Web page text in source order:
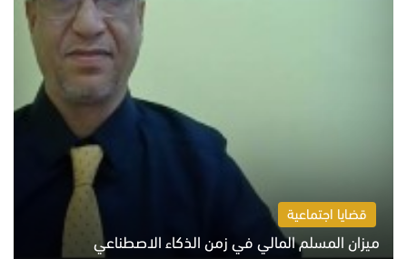
قضايا اجتماعية
ميزان المسلم المالي في زمن الذكاء الاصطناعي